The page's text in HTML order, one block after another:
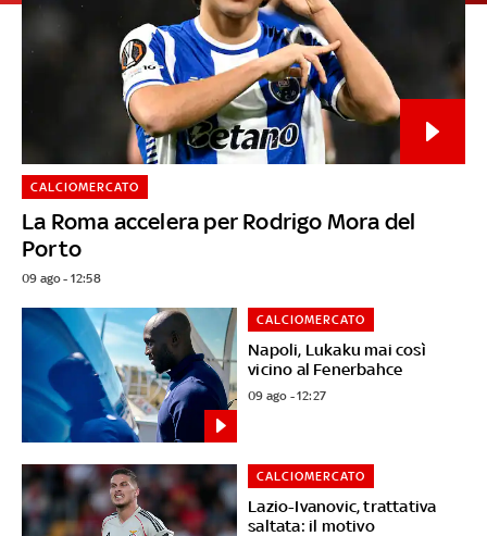
La Roma accelera per Rodrigo Mora del
Porto
CALCIOMERCATO
09 ago - 12:58
Napoli, Lukaku mai così
vicino al Fenerbahce
CALCIOMERCATO
09 ago - 12:27
Lazio-Ivanovic, trattativa
saltata: il motivo
CALCIOMERCATO